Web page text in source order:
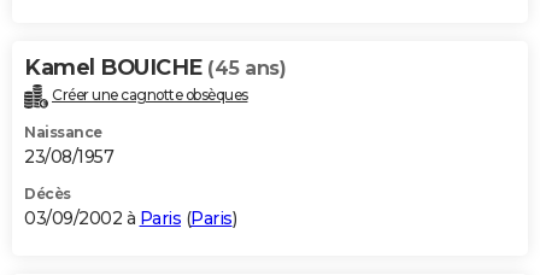
Kamel BOUICHE (45 ans)
Créer une cagnotte obsèques
Naissance
23/08/1957
Décès
03/09/2002 à Paris (Paris)